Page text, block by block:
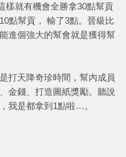
樣就有機會全勝拿30點幫貢
點幫貢， 輸了3點。晉級比
進個強大的幫會就是獲得幫
天降奇珍時間，幫內成員
金錢、打造圖紙獎勵。聽說
我是都拿到1點啦…。